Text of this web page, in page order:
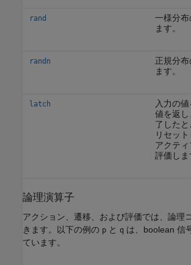
rand
一様分布
ます。
randn
正規分
ます。
latch
入力の
値を返
了した
リセッ
アクテ
評価しま
論理演算子
アクション、遷移、および評価では、論理
きます。以下の例の p と q は、boolean 信
ています。